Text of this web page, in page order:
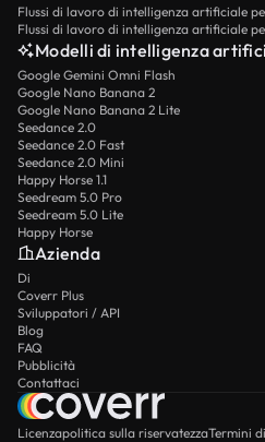
Flussi di lavoro di intelligenza artificiale
Modelli di intelligenza
Google Gemini Omni Flash
Google Nano Banana 2
Google Nano Banana 2 Lite
Seedance 2.0
Seedance 2.0 Fast
Seedance 2.0 Mini
Happy Horse 1.1
Seedream 5.0 Pro
Seedream 5.0 Lite
Happy Horse
Azienda
Di
Coverr Plus
Sviluppatori / API
Blog
FAQ
Pubblicità
Contattaci
Licenzapolitica sulla riservatezzaTermini